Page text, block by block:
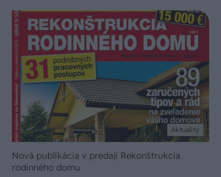
Aktuality
Nová publikácia v predaji Rekonštrukcia
rodinného domu